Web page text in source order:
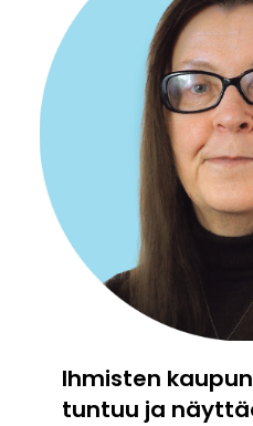
Ihmisten
tuntuu ja